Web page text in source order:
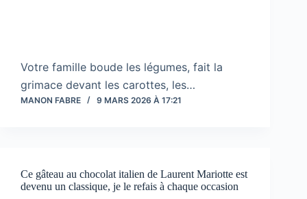
Votre famille boude les légumes, fait la
grimace devant les carottes, les…
MANON FABRE 9 MARS 2026 À 17:21
Ce gâteau au chocolat italien de Laurent Mariotte est
devenu un classique, je le refais à chaque occasion